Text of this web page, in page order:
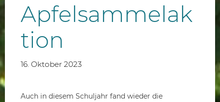
Apfelsammelak
tion
16. Oktober 2023
Auch in diesem Schuljahr fand wieder die